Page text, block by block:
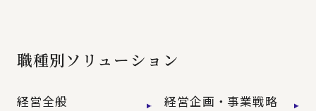
職種別ソリューション
経営全般 経営企画・事業戦略